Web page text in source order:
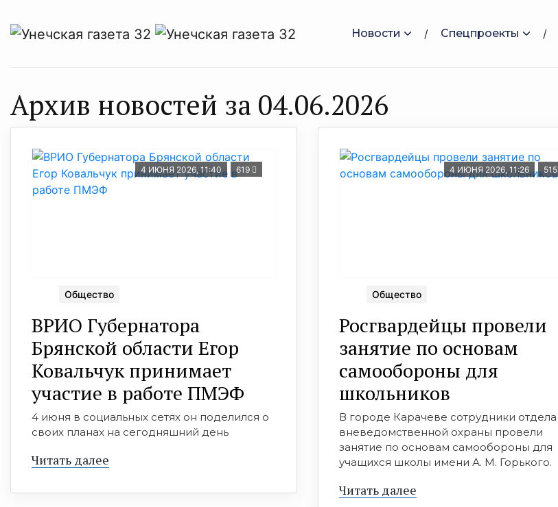
Новости Спецпроекты
Архив новостей за 04.06.2026
4 ИЮНЯ 2026, 11:40 619
Общество
ВРИО Губернатора
Брянской области Егор
Ковальчук принимает
участие в работе ПМЭФ
4 июня в социальных сетях он поделился о
своих планах на сегодняшний день
Читать далее
4 ИЮНЯ 2026, 11:26 515
Общество
Росгвардейцы провели
занятие по основам
самообороны для
школьников
В городе Карачеве сотрудники отдела
вневедомственной охраны провели
занятие по основам самообороны для
учащихся школы имени А. М. Горького.
Читать далее